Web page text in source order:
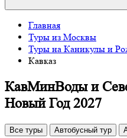
Главная
Туры из Москвы
Туры на Каникулы и
Кавказ
КавМинВоды и
Новый Год 2027
Все туры Автобусный тур